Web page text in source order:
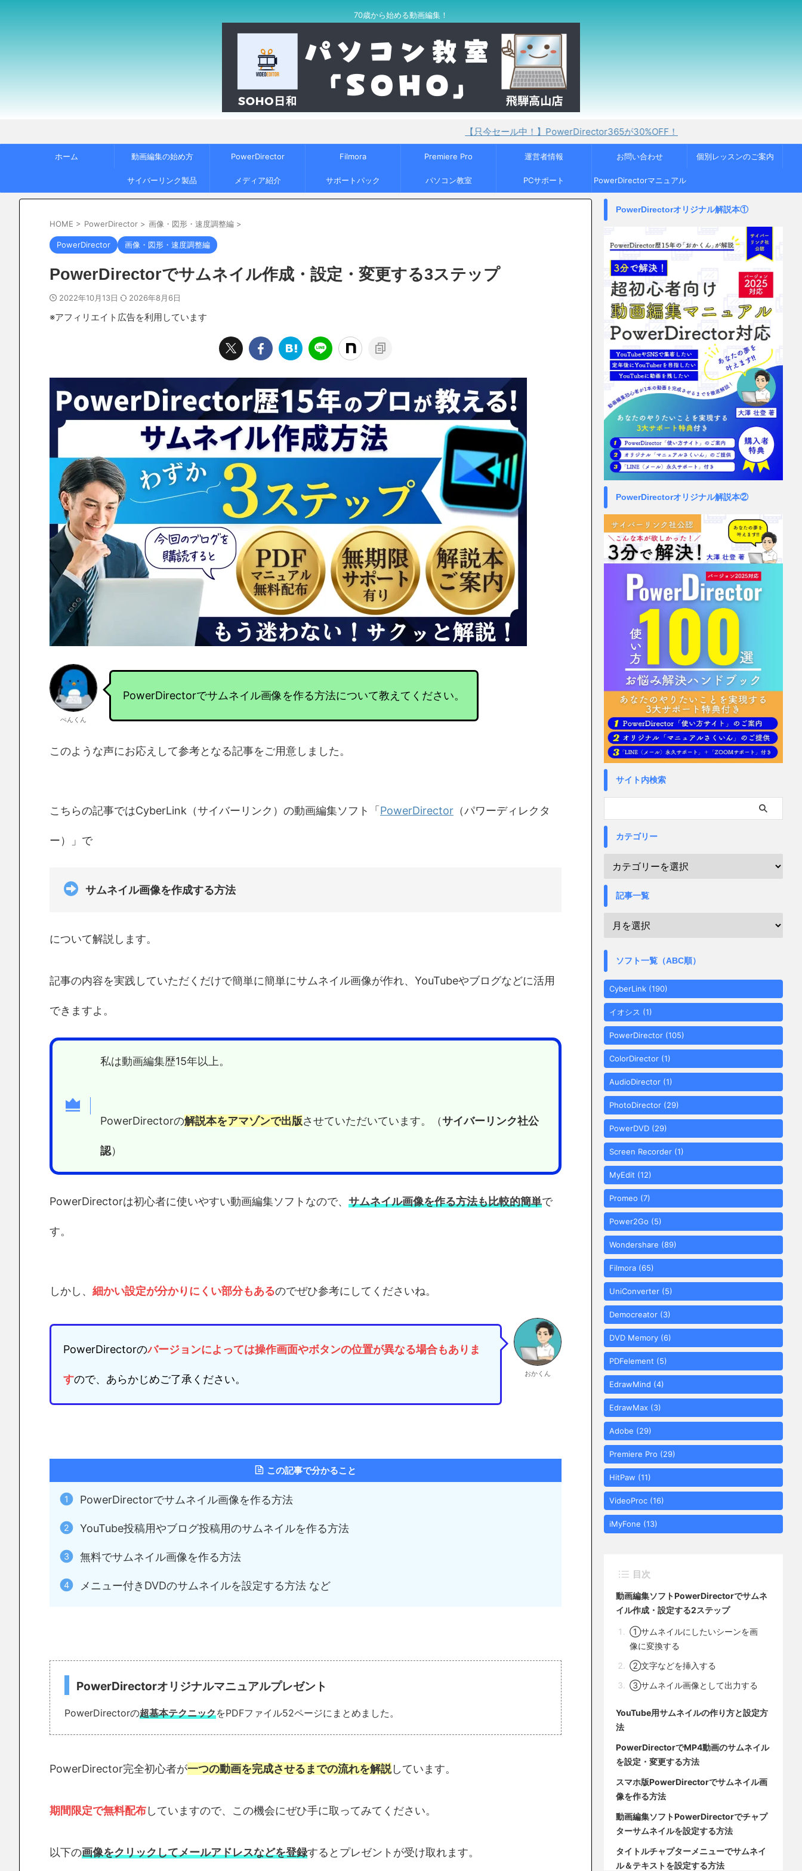
70歳から始める動画編集！
【只今セール中！】PowerDirector365が30%OFF！
ホーム 動画編集の始め方 PowerDirector Filmora Premiere Pro 運営者情報 お問い合わせ 個別レッスンのご案内
サイバーリンク製品 メディア紹介 サポートパック パソコン教室 PCサポート PowerDirectorマニュアル
HOME > PowerDirector > 画像・図形・速度調整編 >
PowerDirector 画像・図形・速度調整編
PowerDirectorでサムネイル作成・設定・変更する3ステップ
2022年10月13日 2026年8月6日
※アフィリエイト広告を利用しています
ぺんくん
PowerDirectorでサムネイル画像を作る方法について教えてください。
このような声にお応えして参考となる記事をご用意しました。
こちらの記事ではCyberLink（サイバーリンク）の動画編集ソフト「PowerDirector （パワーディレクタ
ー）」で
サムネイル画像を作成する方法
について解説します。
記事の内容を実践していただくだけで簡単に簡単にサムネイル画像が作れ、YouTubeやブログなどに活用
できますよ。
私は動画編集歴15年以上。
PowerDirectorの解説本をアマゾンで出版させていただいています。（サイバーリンク社公
認）
PowerDirectorは初心者に使いやすい動画編集ソフトなので、 サムネイル画像を作る方法も比較的簡単で
す。
しかし、 細かい設定が分かりにくい部分もあるのでぜひ参考にしてくださいね。
PowerDirectorのバージョンによっては操作画面やボタンの位置が異なる場合もありま
すので、あらかじめご了承ください。 おかくん
この記事で分かること
PowerDirectorでサムネイル画像を作る方法
YouTube投稿用やブログ投稿用のサムネイルを作る方法
無料でサムネイル画像を作る方法
メニュー付きDVDのサムネイルを設定する方法 など
PowerDirectorオリジナルマニュアルプレゼント
PowerDirectorの超基本テクニックをPDFファイル52ページにまとめました。
PowerDirector完全初心者が一つの動画を完成させるまでの流れを解説しています。
期間限定で無料配布していますので、この機会にぜひ手に取ってみてください。
以下の画像をクリックしてメールアドレスなどを登録するとプレゼントが受け取れます。
PowerDirectorオリジナル解説本①
PowerDirectorオリジナル解説本②
サイト内検索
カテゴリー
記事一覧
ソフト一覧（ABC順）
CyberLink (190)
イオシス (1)
PowerDirector (105)
ColorDirector (1)
AudioDirector (1)
PhotoDirector (29)
PowerDVD (29)
Screen Recorder (1)
MyEdit (12)
Promeo (7)
Power2Go (5)
Wondershare (89)
Filmora (65)
UniConverter (5)
Democreator (3)
DVD Memory (6)
PDFelement (5)
EdrawMind (4)
EdrawMax (3)
Adobe (29)
Premiere Pro (29)
HitPaw (11)
VideoProc (16)
iMyFone (13)
目次
動画編集ソフトPowerDirectorでサムネ
イル作成・設定する2ステップ
①サムネイルにしたいシーンを画
像に変換する
②文字などを挿入する
③サムネイル画像として出力する
YouTube用サムネイルの作り方と設定方
法
PowerDirectorでMP4動画のサムネイル
を設定・変更する方法
スマホ版PowerDirectorでサムネイル画
像を作る方法
動画編集ソフトPowerDirectorでチャプ
ターサムネイルを設定する方法
タイトルチャプターメニューでサムネイ
ル＆テキストを設定する方法